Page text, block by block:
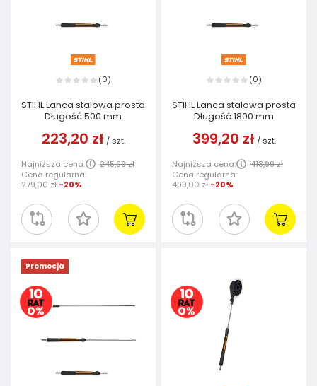
(0)
STIHL Lanca stalowa prosta
Długość 500 mm
223,20 zł / szt.
Najniższa cena:
245,99 zł
Cena regularna:
279,00 zł -20%
(0)
STIHL Lanca stalowa prosta
Długość 1800 mm
399,20 zł / szt.
Najniższa cena:
413,99 zł
Cena regularna:
499,00 zł -20%
Promocja